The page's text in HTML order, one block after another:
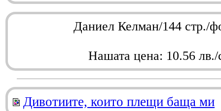
Даниел Келман/144 стр./
Нашата цена: 10.56 лв./
Дивотиите, които плещи баща ми